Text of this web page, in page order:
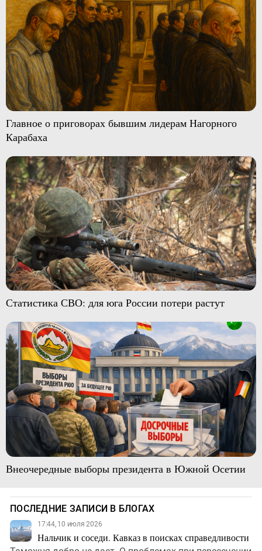
Главное о приговорах бывшим лидерам Нагорного
Карабаха
Статистика СВО: для юга России потери растут
Внеочередные выборы президента в Южной Осетии
ПОСЛЕДНИЕ ЗАПИСИ В БЛОГАХ
17:44, 10 июля 2026
Нальчик и соседи. Кавказ в поисках справедливости